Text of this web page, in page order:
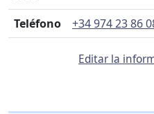
Teléfono +34 974 23 86
Editar la